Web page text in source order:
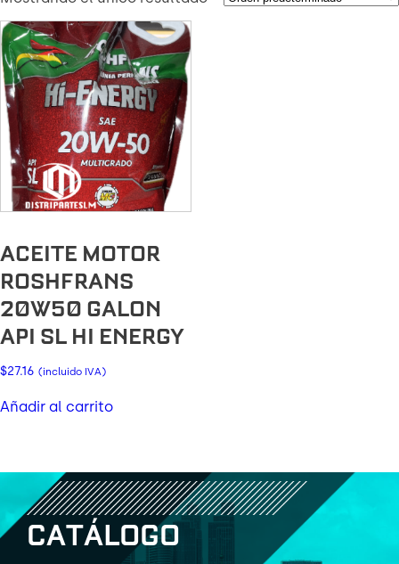
ACEITE MOTOR
ROSHFRANS
20W50 GALON
API SL HI ENERGY
$27.16 (incluido IVA)
Añadir al carrito
CATÁLOGO